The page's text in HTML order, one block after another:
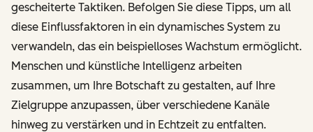
gescheiterte Taktiken. Befolgen Sie diese Tipps, um all
diese Einflussfaktoren in ein dynamisches System zu
verwandeln, das ein beispielloses Wachstum ermöglicht.
Menschen und künstliche Intelligenz arbeiten
zusammen, um Ihre Botschaft zu gestalten, auf Ihre
Zielgruppe anzupassen, über verschiedene Kanäle
hinweg zu verstärken und in Echtzeit zu entfalten.